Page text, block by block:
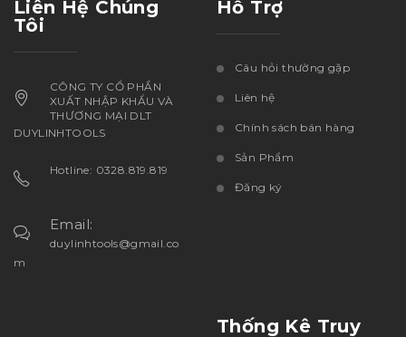
Liên Hệ Chúng
Tôi
CÔNG TY CỔ PHẦN
XUẤT NHẬP KHẨU VÀ
THƯƠNG MẠI DLT
DUYLINHTOOLS
Hotline: 0328.819.819
Email:
duylinhtools@gmail.co
m
Hỗ Trợ
Câu hỏi thường gặp
Liên hệ
Chính sách bán hàng
Sản Phẩm
Đăng ký
Thống Kê Truy